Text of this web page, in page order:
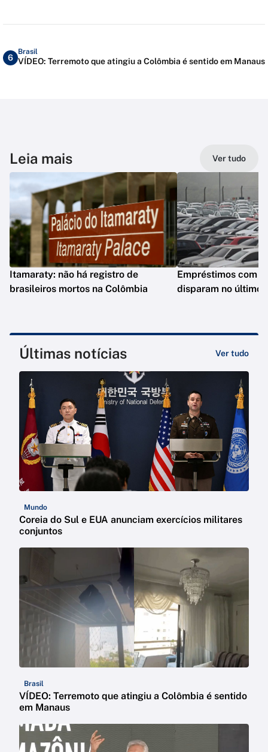
6
Brasil
VÍDEO: Terremoto que atingiu a Colômbia é sentido em Manaus
Leia mais Ver tudo
Itamaraty: não há registro de
brasileiros mortos na Colômbia
Empréstimos com
disparam no último
Últimas notícias Ver tudo
Mundo
Coreia do Sul e EUA anunciam exercícios militares
conjuntos
Brasil
VÍDEO: Terremoto que atingiu a Colômbia é sentido
em Manaus